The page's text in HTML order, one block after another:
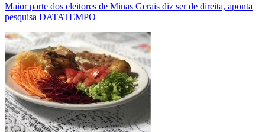
Maior parte dos eleitores de Minas Gerais diz ser de direita, aponta
pesquisa DATATEMPO